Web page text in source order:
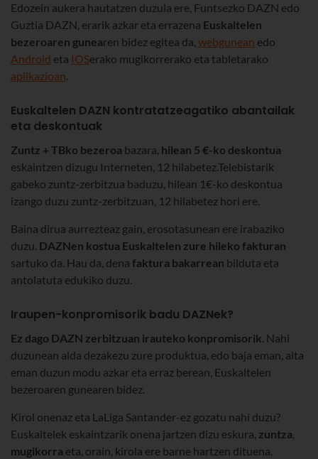
Edozein aukera hautatzen duzula ere, Funtsezko DAZN edo
Guztia DAZN, erarik azkar eta errazena Euskaltelen
bezeroaren gunearen bidez egitea da, webgunean edo
Android eta IOSerako mugikorrerako eta tabletarako
aplikazioan.
Euskaltelen DAZN kontratatzeagatiko abantailak
eta deskontuak
Zuntz + TBko bezeroa bazara, hilean 5 €-ko deskontua
eskaintzen dizugu Interneten, 12 hilabetez.Telebistarik
gabeko zuntz-zerbitzua baduzu, hilean 1€-ko deskontua
izango duzu zuntz-zerbitzuan, 12 hilabetez hori ere.
Baina dirua aurrezteaz gain, erosotasunean ere irabaziko
duzu. DAZNen kostua Euskaltelen zure hileko fakturan
sartuko da. Hau da, dena faktura bakarrean bilduta eta
antolatuta edukiko duzu.
Iraupen-konpromisorik badu DAZNek?
Ez dago DAZN zerbitzuan irauteko konpromisorik. Nahi
duzunean alda dezakezu zure produktua, edo baja eman, alta
eman duzun modu azkar eta erraz berean, Euskaltelen
bezeroaren gunearen bidez.
Kirol onenaz eta LaLiga Santander-ez gozatu nahi duzu?
Euskaltelek eskaintzarik onena jartzen dizu eskura, zuntza,
mugikorra eta, orain, kirola ere barne hartzen dituena.